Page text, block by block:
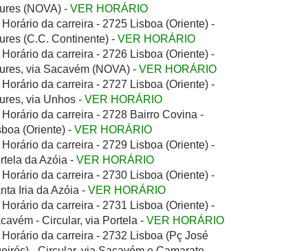
(NOVA) - VER HORÁRIO
Horário da carreira - 2725 Lisboa (Oriente) -
(C.C. Continente) - VER HORÁRIO
Horário da carreira - 2726 Lisboa (Oriente) -
via Sacavém (NOVA) - VER HORÁRIO
Horário da carreira - 2727 Lisboa (Oriente) -
via Unhos - VER HORÁRIO
Horário da carreira - 2728 Bairro Covina -
(Oriente) - VER HORÁRIO
Horário da carreira - 2729 Lisboa (Oriente) -
da Azóia - VER HORÁRIO
Horário da carreira - 2730 Lisboa (Oriente) -
Iria da Azóia - VER HORÁRIO
Horário da carreira - 2731 Lisboa (Oriente) -
- Circular, via Portela - VER HORÁRIO
Horário da carreira - 2732 Lisboa (Pç José